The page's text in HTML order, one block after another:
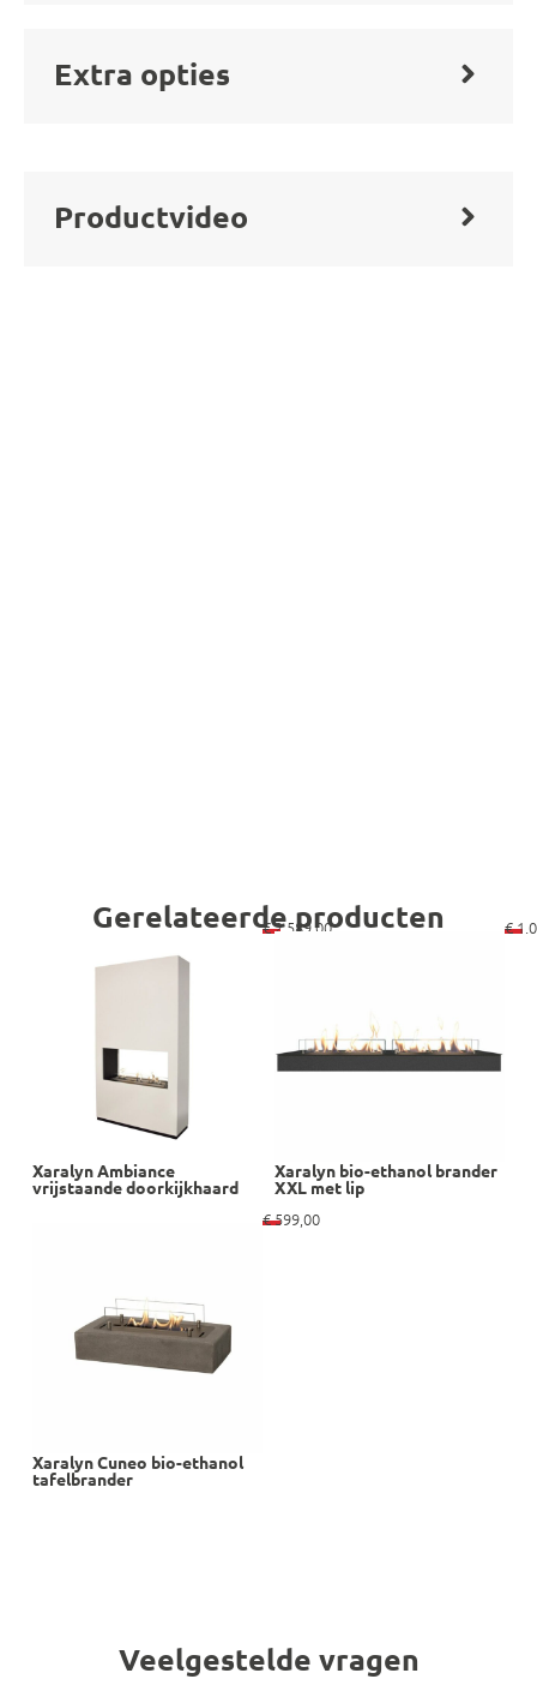
Extra opties
Productvideo
Gerelateerde producten
Xaralyn Ambiance
vrijstaande doorkijkhaard
€2.589,00
Xaralyn bio-ethanol brander
XXL met lip
€
Xaralyn Cuneo bio-ethanol
tafelbrander
€599,00
Veelgestelde vragen